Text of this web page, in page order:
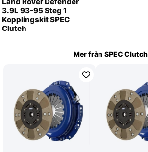
3.9L 93-95 Steg 1
Kopplingskit SPEC
Clutch
Mer från SPEC Clutch